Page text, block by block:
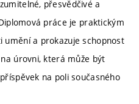
přesvědčivé a
práce je praktickým
a prokazuje schopnost
úrovni, která může být
na poli současného